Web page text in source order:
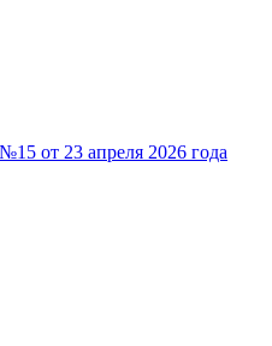
от 23 апреля 2026 года